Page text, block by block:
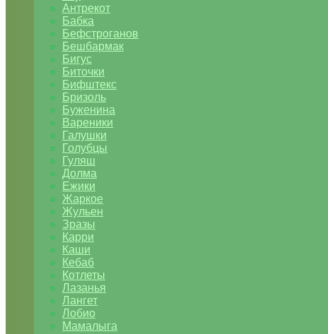
Антрекот
Бабка
Бефстроганов
Бешбармак
Бигус
Биточки
Бифштекс
Бризоль
Буженина
Вареники
Галушки
Голубцы
Гуляш
Долма
Ежики
Жаркое
Жульен
Зразы
Карри
Каши
Кебаб
Котлеты
Лазанья
Лангет
Лобио
Мамалыга